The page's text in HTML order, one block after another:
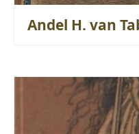
Andel H. van